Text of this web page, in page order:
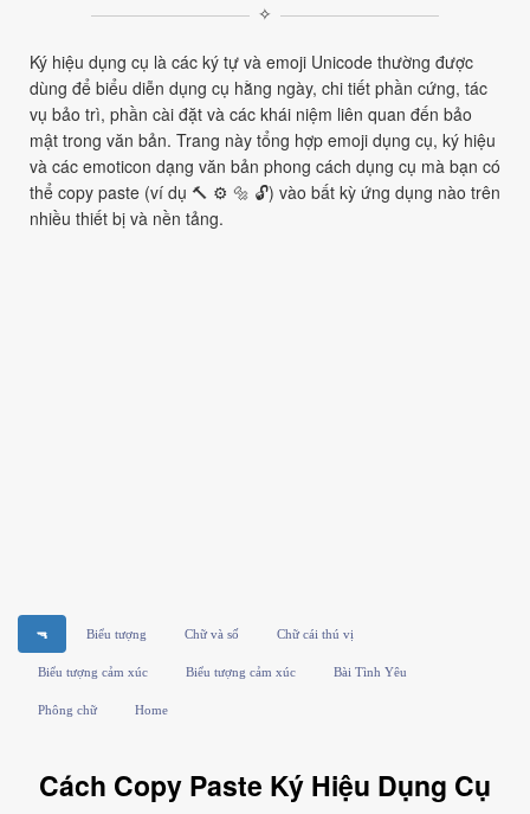
✧
Ký hiệu dụng cụ là các ký tự và emoji Unicode thường được
dùng để biểu diễn dụng cụ hằng ngày, chi tiết phần cứng, tác
vụ bảo trì, phần cài đặt và các khái niệm liên quan đến bảo
mật trong văn bản. Trang này tổng hợp emoji dụng cụ, ký hiệu
và các emoticon dạng văn bản phong cách dụng cụ mà bạn có
thể copy paste (ví dụ 🔨 ⚙ 🔩 🔓) vào bất kỳ ứng dụng nào trên
nhiều thiết bị và nền tảng.
🔫 Biểu tượng Chữ và số Chữ cái thú vị
Biểu tượng cảm xúc Biểu tượng cảm xúc Bài Tình Yêu
Phông chữ Home
Cách Copy Paste Ký Hiệu Dụng Cụ